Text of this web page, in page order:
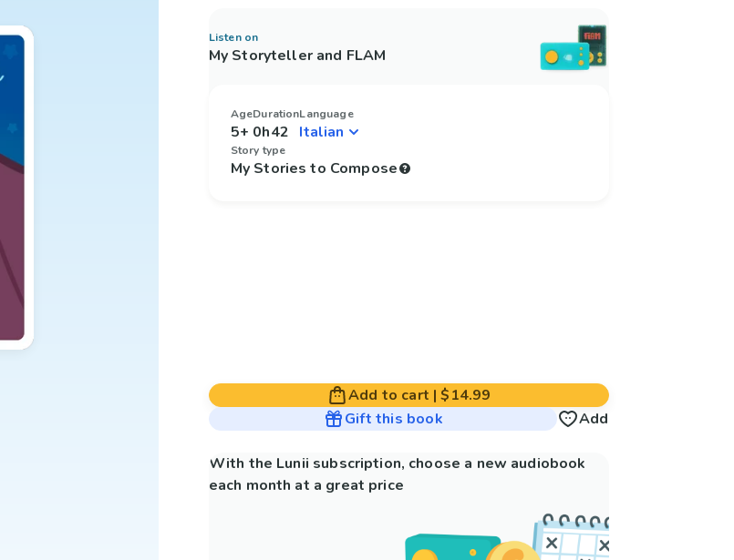
Listen on
My Storyteller and FLAM
Age
5+
Duration
0h42
Language
Story type
My Stories to Compose
Add to cart |$14.99
Gift this book
Add
With the Lunii subscription, choose a new audiobook
each month at a great price